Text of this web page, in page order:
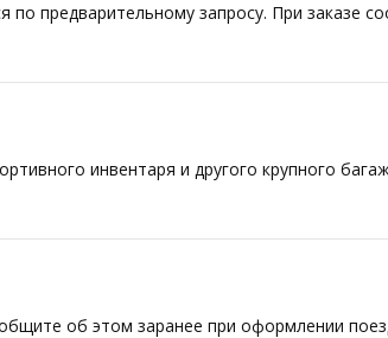
предварительному запросу. При заказе
инвентаря и другого крупного
об этом заранее при оформлении